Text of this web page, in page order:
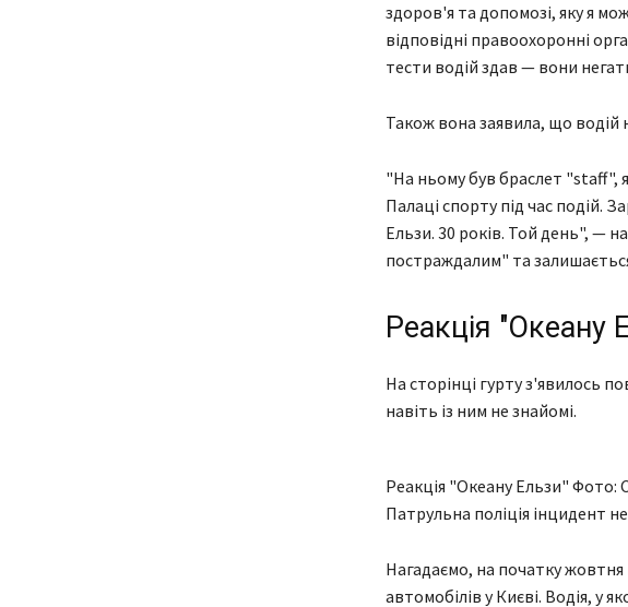
здоров'я та допомозі, яку я
відповідні правоохоронні
тести водій здав — вони
Також вона заявила, що водій
"На ньому був браслет "staff",
Палаці спорту під час подій.
Ельзи. 30 років. Той день", —
постраждалим" та
Реакція "Океану
На сторінці гурту з'явилось
навіть із ним не знайомі.
Реакція "Океану Ельзи" Фото:
Патрульна поліція інцидент
Нагадаємо, на початку
автомобілів у Києві. Водія, у